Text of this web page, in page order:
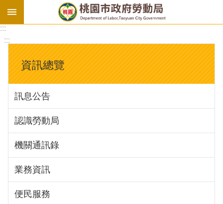
基
法
勞
資
會
庇
護
工
場
進
:::
:::
資訊總覽
訊息公告
認識勞動局
機關通訊錄
業務資訊
便民服務